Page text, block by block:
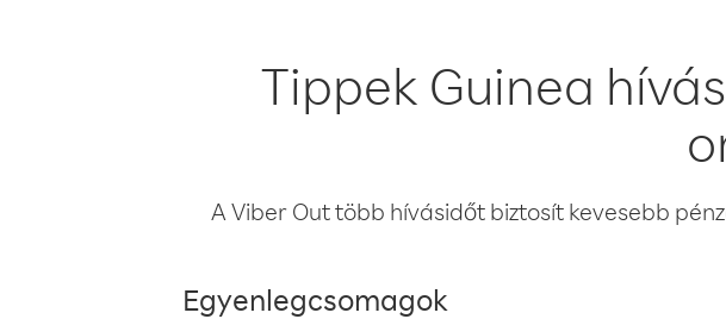
Tippek Guinea
A Viber Out több hívásidőt biztosít kevesebb
Egyenlegcsomagok